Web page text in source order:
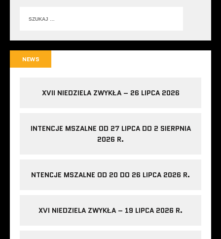
NEWS
XVII NIEDZIELA ZWYKŁA – 26 LIPCA 2026
INTENCJE MSZALNE OD 27 LIPCA DO 2 SIERPNIA
2026 R.
NTENCJE MSZALNE OD 20 DO 26 LIPCA 2026 R.
XVI NIEDZIELA ZWYKŁA – 19 LIPCA 2026 R.